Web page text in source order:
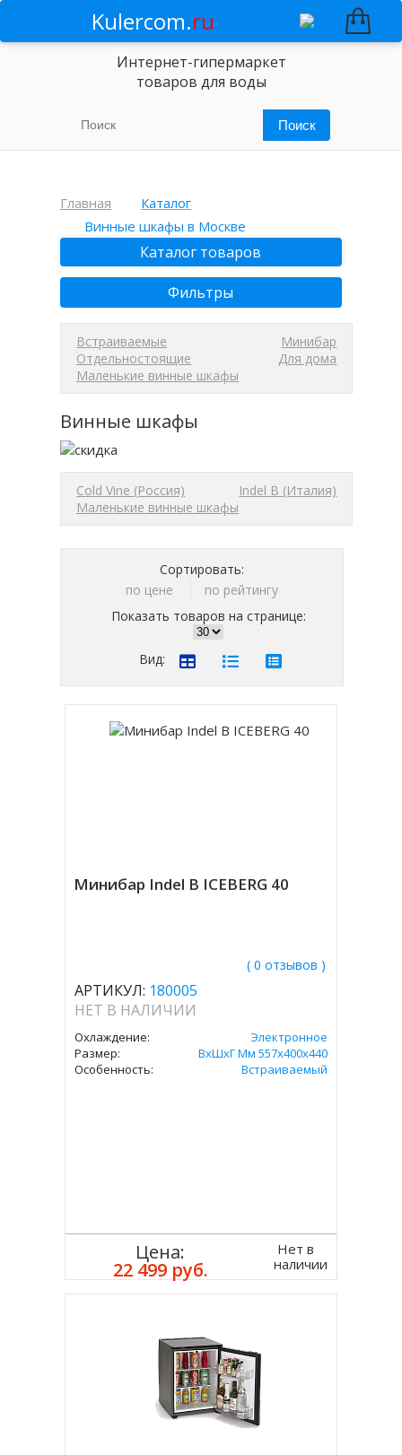
Kulercom.ru
Интернет-гипермаркет
товаров для воды
Главная
Каталог
Винные шкафы в Москве
Каталог товаров
Фильтры
Встраиваемые
Минибар
Отдельностоящие
Для дома
Маленькие винные шкафы
Винные шкафы
Cold Vine (Россия)
Indel B (Италия)
Маленькие винные шкафы
Сортировать:
по цене
по рейтингу
Показать товаров на странице:
Вид:
Минибар Indel В ICEBERG 40
( 0 отзывов )
АРТИКУЛ: 180005
НЕТ В НАЛИЧИИ
Охлаждение:
Электронное
Размер:
ВxШxГ Мм 557x400x440
Особенность:
Встраиваемый
Цена:
22 499 руб.
Нет в
наличии